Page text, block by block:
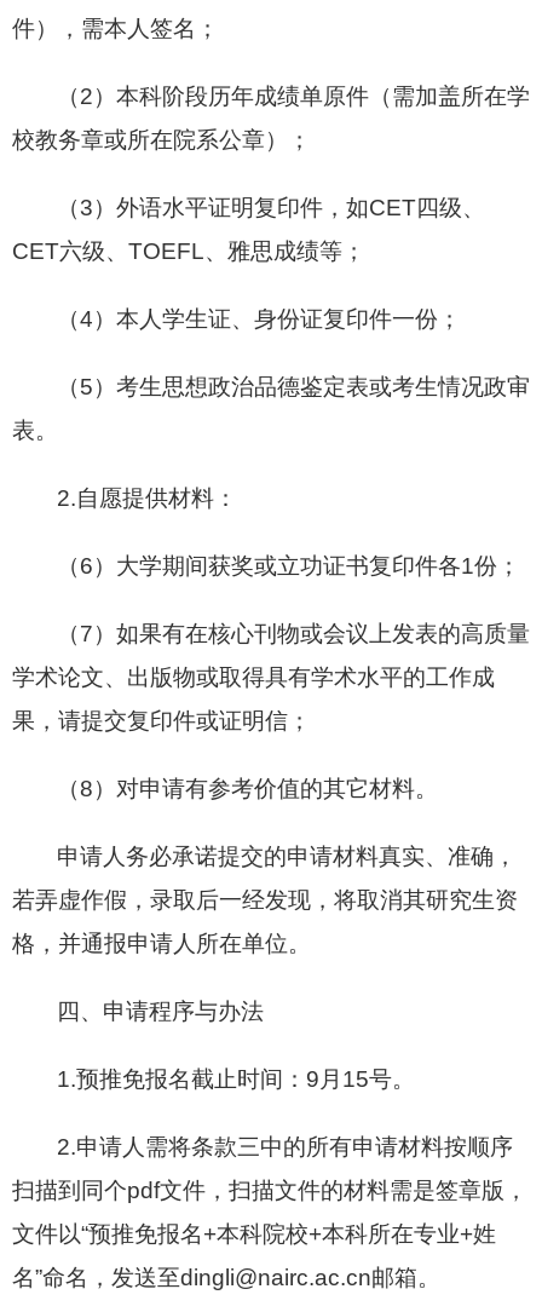
件），需本人签名；
（2）本科阶段历年成绩单原件（需加盖所在学
校教务章或所在院系公章）；
（3）外语水平证明复印件，如CET四级、
CET六级、TOEFL、雅思成绩等；
（4）本人学生证、身份证复印件一份；
（5）考生思想政治品德鉴定表或考生情况政审
表。
2.自愿提供材料：
（6）大学期间获奖或立功证书复印件各1份；
（7）如果有在核心刊物或会议上发表的高质量
学术论文、出版物或取得具有学术水平的工作成
果，请提交复印件或证明信；
（8）对申请有参考价值的其它材料。
申请人务必承诺提交的申请材料真实、准确，
若弄虚作假，录取后一经发现，将取消其研究生资
格，并通报申请人所在单位。
四、申请程序与办法
1.预推免报名截止时间：9月15号。
2.申请人需将条款三中的所有申请材料按顺序
扫描到同个pdf文件，扫描文件的材料需是签章版，
文件以“预推免报名+本科院校+本科所在专业+姓
名”命名，发送至dingli@nairc.ac.cn邮箱。